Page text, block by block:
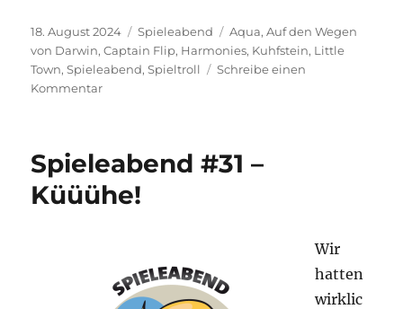
Veröffentlicht
am
18. August 2024 Kategorien
Spieleabend Schlagwörter
Aqua,Auf den Wegen
von Darwin,Captain Flip, Harmonies, Kuhfstein, Little
Town,Spieleabend,Spieltroll
Schreibe einen
Kommentarzu
Legespiel
Spieleabend #31 –
Küüühe!
Wir
hatten
wirklic